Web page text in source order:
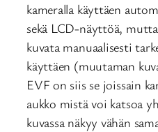
kameralla käyttäen
sekä LCD-näyttöä,
kuvata manuaalisesti
käyttäen (muutaman
EVF on siis se joissain
aukko mistä voi katsoa
kuvassa näkyy vähän